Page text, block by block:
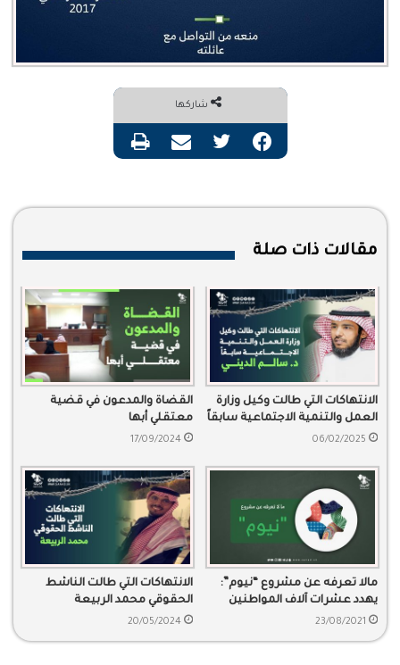
شاركها
فيسبوك تويتر مشاركة عبر البريد طباعة
مقالات ذات صلة
الانتهاكات التي طالت وكيل وزارة
العمل والتنمية الاجتماعية سابقاً
د. سالم الديني
06/02/2025
القضاة والمدعون في قضية
معتقلي أبها
17/09/2024
مالا تعرفه عن مشروع “نيوم”:
يهدد عشرات آلاف المواطنين
بالتهجير وعشرات القرى
23/08/2021
الانتهاكات التي طالت الناشط
الحقوقي محمد الربيعة
20/05/2024